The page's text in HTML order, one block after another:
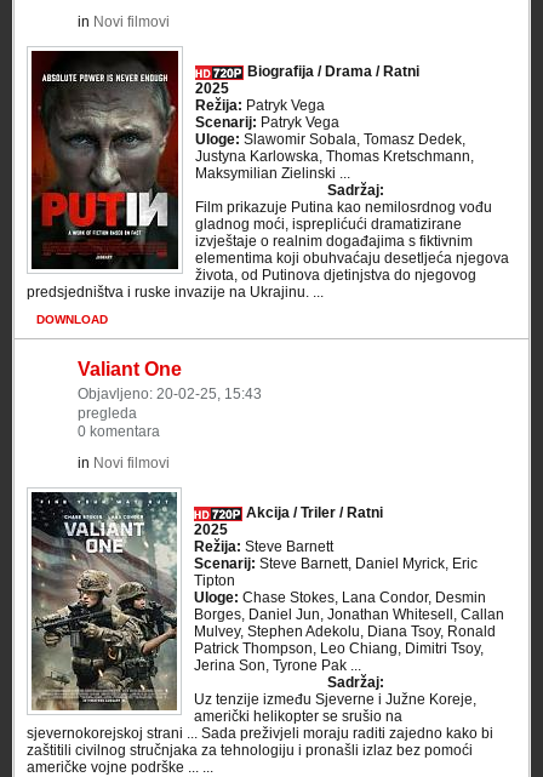
in Novi filmovi
Biografija / Drama / Ratni
2025
Režija: Patryk Vega
Scenarij: Patryk Vega
Uloge: Slawomir Sobala, Tomasz Dedek,
Justyna Karlowska, Thomas Kretschmann,
Maksymilian Zielinski ...
Sadržaj:
Film prikazuje Putina kao nemilosrdnog vođu
gladnog moći, ispreplićući dramatizirane
izvještaje o realnim događajima s fiktivnim
elementima koji obuhvaćaju desetljeća njegova
života, od Putinova djetinjstva do njegovog
predsjedništva i ruske invazije na Ukrajinu. ...
DOWNLOAD
Valiant One
Objavljeno: 20-02-25, 15:43
pregleda
0 komentara
in Novi filmovi
Akcija / Triler / Ratni
2025
Režija: Steve Barnett
Scenarij: Steve Barnett, Daniel Myrick, Eric
Tipton
Uloge: Chase Stokes, Lana Condor, Desmin
Borges, Daniel Jun, Jonathan Whitesell, Callan
Mulvey, Stephen Adekolu, Diana Tsoy, Ronald
Patrick Thompson, Leo Chiang, Dimitri Tsoy,
Jerina Son, Tyrone Pak ...
Sadržaj:
Uz tenzije između Sjeverne i Južne Koreje,
američki helikopter se srušio na
sjevernokorejskoj strani ... Sada preživjeli moraju raditi zajedno kako bi
zaštitili civilnog stručnjaka za tehnologiju i pronašli izlaz bez pomoći
američke vojne podrške ... ...